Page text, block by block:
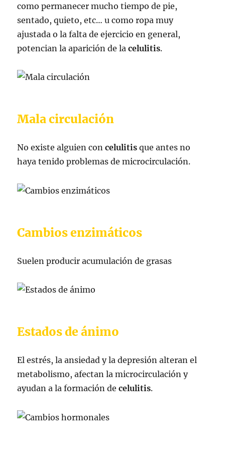
como permanecer mucho tiempo de pie,
sentado, quieto, etc… u como ropa muy
ajustada o la falta de ejercicio en general,
potencian la aparición de la celulitis.
Mala circulación
No existe alguien concelulitis que antes no
haya tenido problemas de microcirculación.
Cambios enzimáticos
Suelen producir acumulación de grasas
Estados de ánimo
El estrés, la ansiedad y la depresión alteran el
metabolismo, afectan la microcirculación y
ayudan a la formación de celulitis.